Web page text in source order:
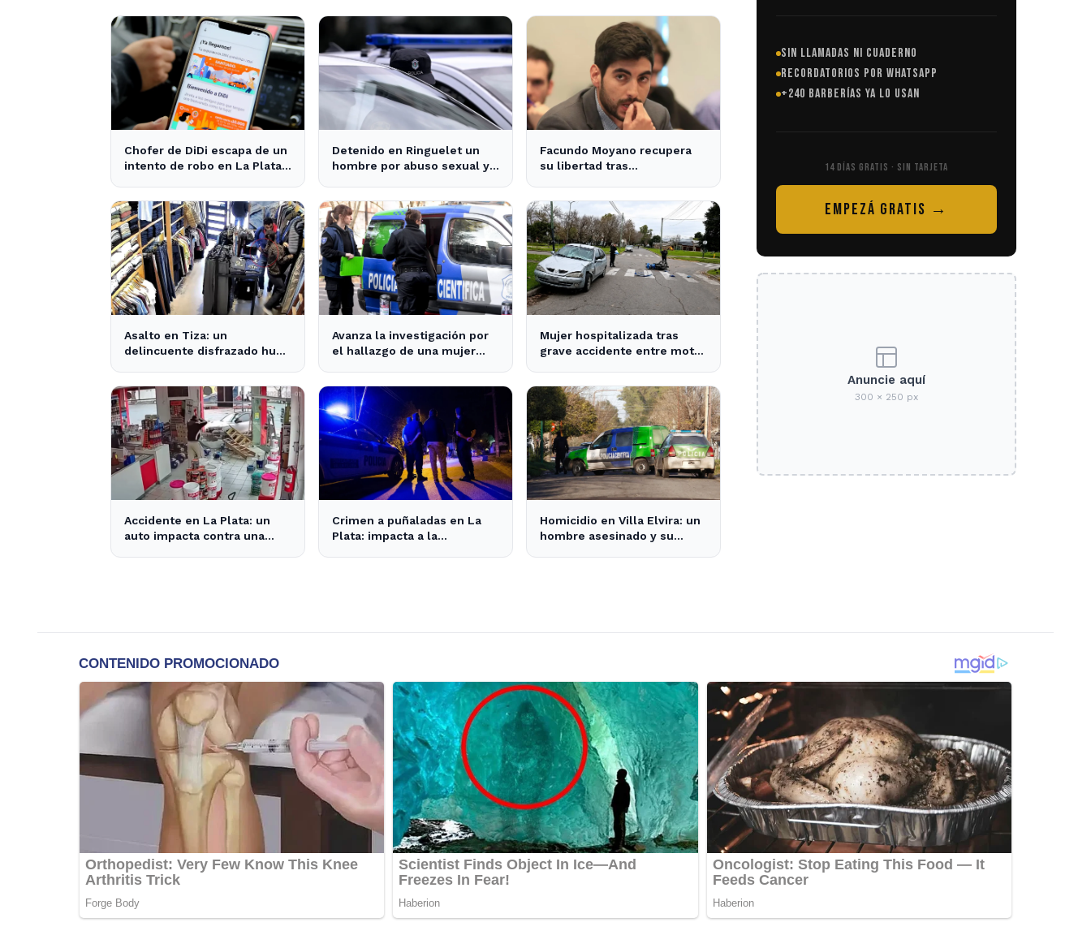
Chofer de DiDi escapa de un
intento de robo en La Plata;
Detenido en Ringuelet un
hombre por abuso sexual y
Facundo Moyano recupera
su libertad tras
Asalto en Tiza: un
delincuente disfrazado huye
Avanza la investigación por
el hallazgo de una mujer
Mujer hospitalizada tras
grave accidente entre moto
Accidente en La Plata: un
auto impacta contra una
Crimen a puñaladas en La
Plata: impacta a la
Homicidio en Villa Elvira: un
hombre asesinado y su
SIN LLAMADAS NI CUADERNO
RECORDATORIOS POR WHATSAPP
+240 BARBERÍAS YA LO USAN
14 DÍAS GRATIS · SIN TARJETA
EMPEZÁ GRATIS →
Anuncie aquí
300 × 250 px